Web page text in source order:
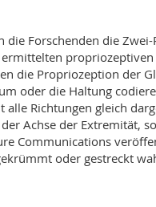
die Forschenden die
die Propriozeption der
oder die Haltung
alle Richtungen gleich
Achse der Extremität,
Communications
oder gestreckt